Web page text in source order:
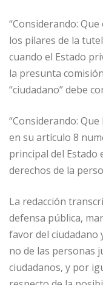
“Considerando:
los pilares de la
cuando el Estado
la presunta
“ciudadano” debe
“Considerando:
en su artículo 8
principal del Estado
derechos de la
La redacción
defensa pública,
favor del ciudadano
no de las personas
ciudadanos, y por